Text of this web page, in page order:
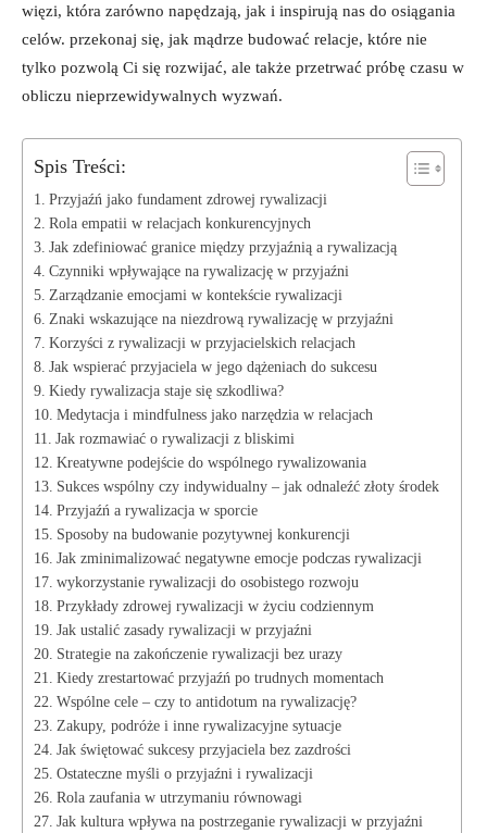
więzi,‍ która zarówno napędzają, jak i⁢ inspirują nas do‌ osiągania
celów. przekonaj się,⁤ jak mądrze budować⁣ relacje, które⁣ nie
tylko pozwolą Ci się rozwijać, ale także przetrwać próbę czasu w
obliczu nieprzewidywalnych ⁢wyzwań.
Spis Treści:
Przyjaźń jako fundament ‍zdrowej​ rywalizacji
Rola empatii w ⁢relacjach konkurencyjnych
Jak zdefiniować ⁤granice między ‍przyjaźnią a rywalizacją
Czynniki wpływające‌ na rywalizację w przyjaźni
Zarządzanie emocjami w kontekście rywalizacji
Znaki wskazujące na niezdrową rywalizację w przyjaźni
Korzyści z ⁢rywalizacji w ‍przyjacielskich relacjach
Jak wspierać przyjaciela w⁢ jego‌ dążeniach do sukcesu
Kiedy rywalizacja staje się szkodliwa?
Medytacja ‍i mindfulness jako narzędzia w relacjach
Jak rozmawiać o rywalizacji z bliskimi
Kreatywne podejście do wspólnego‍ rywalizowania
Sukces wspólny czy⁢ indywidualny​ – jak odnaleźć ‌złoty środek
Przyjaźń⁣ a rywalizacja w sporcie
Sposoby na budowanie ⁤pozytywnej konkurencji
Jak zminimalizować negatywne emocje podczas rywalizacji
wykorzystanie ⁢rywalizacji do⁢ osobistego rozwoju
Przykłady zdrowej rywalizacji w życiu codziennym
Jak ‌ustalić zasady rywalizacji‍ w przyjaźni
Strategie‍ na zakończenie rywalizacji bez urazy
Kiedy zrestartować przyjaźń po trudnych momentach
Wspólne cele – czy to ‌antidotum ​na⁣ rywalizację?
Zakupy, podróże i inne rywalizacyjne sytuacje
Jak świętować sukcesy przyjaciela bez zazdrości
Ostateczne myśli ‍o przyjaźni i rywalizacji
Rola⁤ zaufania w utrzymaniu równowagi
Jak ‍kultura wpływa na postrzeganie ⁣rywalizacji ⁤w przyjaźni